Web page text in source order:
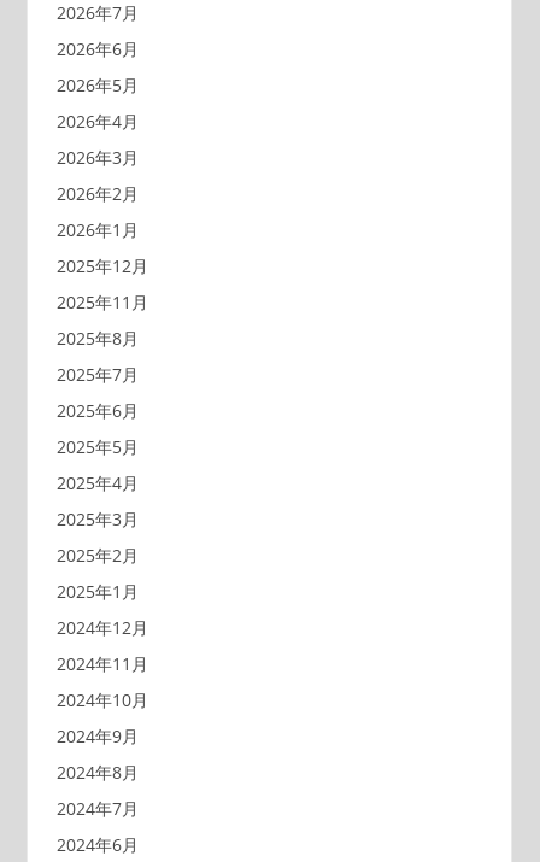
2026年7月
2026年6月
2026年5月
2026年4月
2026年3月
2026年2月
2026年1月
2025年12月
2025年11月
2025年8月
2025年7月
2025年6月
2025年5月
2025年4月
2025年3月
2025年2月
2025年1月
2024年12月
2024年11月
2024年10月
2024年9月
2024年8月
2024年7月
2024年6月